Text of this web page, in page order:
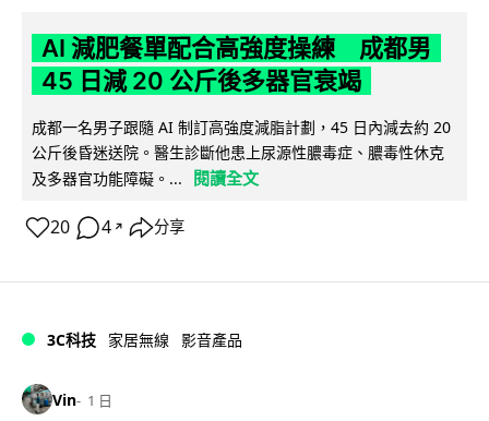
AI 減肥餐單配合高強度操練 成都男
45 日減 20 公斤後多器官衰竭
成都一名男子跟隨 AI 制訂高強度減脂計劃，45 日內減去約 20
公斤後昏迷送院。醫生診斷他患上尿源性膿毒症、膿毒性休克
及多器官功能障礙。...
閱讀全文
20 4 ↗ 分享
3C科技 家居無線 影音產品
Vin 1 日